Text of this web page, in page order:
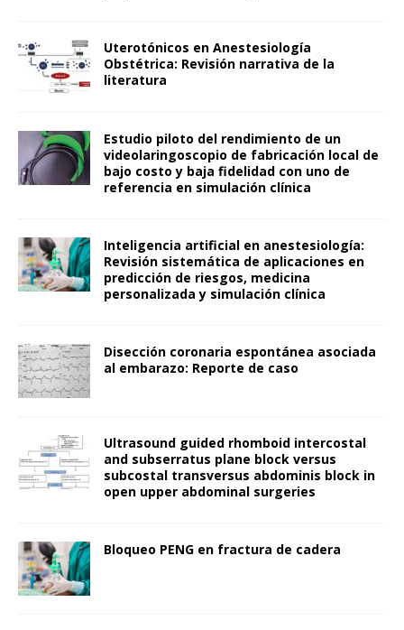
Uterotónicos en Anestesiología
Obstétrica: Revisión narrativa de la
literatura
Estudio piloto del rendimiento de un
videolaringoscopio de fabricación local de
bajo costo y baja fidelidad con uno de
referencia en simulación clínica
Inteligencia artificial en anestesiología:
Revisión sistemática de aplicaciones en
predicción de riesgos, medicina
personalizada y simulación clínica
Disección coronaria espontánea asociada
al embarazo: Reporte de caso
Ultrasound guided rhomboid intercostal
and subserratus plane block versus
subcostal transversus abdominis block in
open upper abdominal surgeries
Bloqueo PENG en fractura de cadera